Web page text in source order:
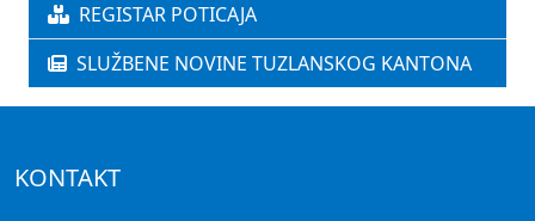
REGISTAR POTICAJA
SLUŽBENE NOVINE TUZLANSKOG KANTONA
KONTAKT